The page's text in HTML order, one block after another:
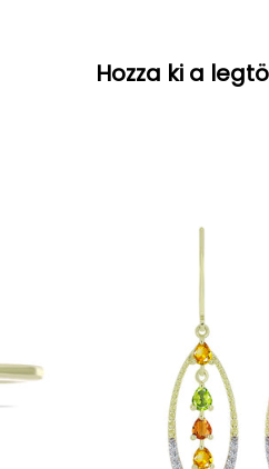
Hozza ki a